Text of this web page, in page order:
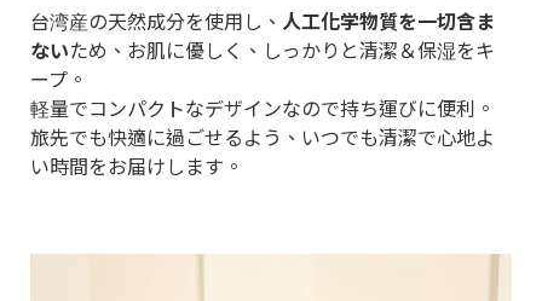
台湾産の天然成分を使用し、 人工化学物質を一切含ま
ないため、お肌に優しく、しっかりと清潔＆保湿をキ
ープ。
軽量でコンパクトなデザインなので持ち運びに便利。
旅先でも快適に過ごせるよう、いつでも清潔で心地よ
い時間をお届けします。